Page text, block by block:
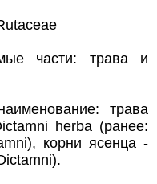
части: трава и
трава
herba (ранее:
корни ясенца -